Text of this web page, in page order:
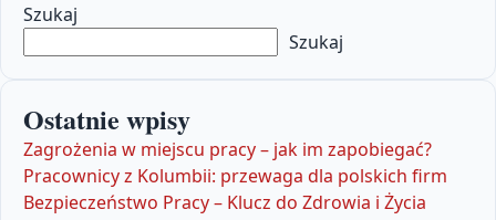
Szukaj
Szukaj
Ostatnie wpisy
Zagrożenia w miejscu pracy – jak im zapobiegać?
Pracownicy z Kolumbii: przewaga dla polskich firm
Bezpieczeństwo Pracy – Klucz do Zdrowia i Życia